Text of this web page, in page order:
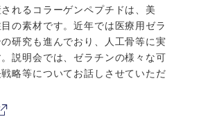
れるコラーゲンペプチドは、美
の素材です。近年では医療用ゼラ
研究も進んでおり、人工骨等に実
説明会では、ゼラチンの様々な可
略等についてお話しさせていただ